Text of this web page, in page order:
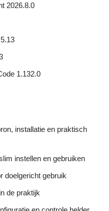
2026.8.0
1.132.0
installatie en praktisch
instellen en gebruiken
doelgericht gebruik
de praktijk